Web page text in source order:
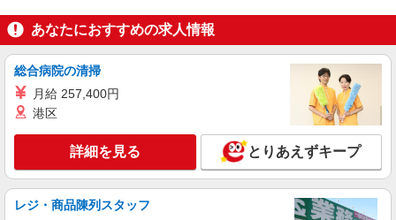
あなたにおすすめの求人情報
総合病院の清掃
月給 257,400円
港区
詳細を見る とりあえずキープ
レジ・商品陳列スタッフ